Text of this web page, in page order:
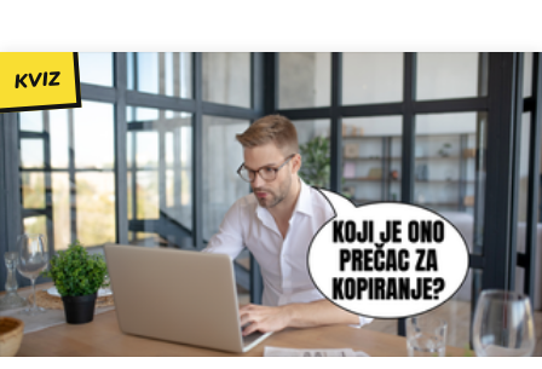
KVIZ